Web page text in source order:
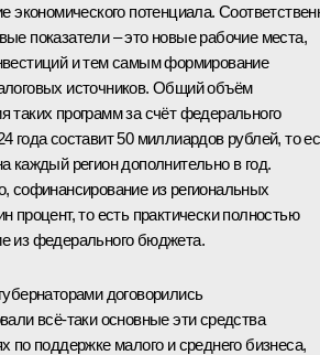
экономического потенциала.
показатели – это новые рабочие места,
и тем самым формирование
источников. Общий объём
таких программ за счёт федерального
года составит 50 миллиардов рублей, то
каждый регион дополнительно в год.
софинансирование из региональных
процент, то есть практически полностью
из федерального бюджета.
договорились
всё‑таки основные эти средства
по поддержке малого и среднего бизнеса,